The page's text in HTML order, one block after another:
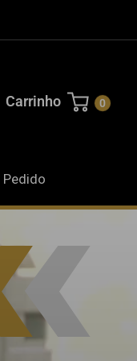
Carrinho 0
Pedido